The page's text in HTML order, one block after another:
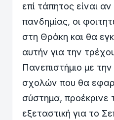
επί τάπητος είναι
πανδημίας, οι
στη Θράκη και θα
αυτήν για την
Πανεπιστήμιο με
σχολών που θα
σύστημα,
εξεταστική για το